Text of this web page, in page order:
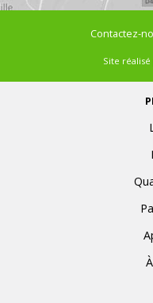
Contactez-
Site réalisé